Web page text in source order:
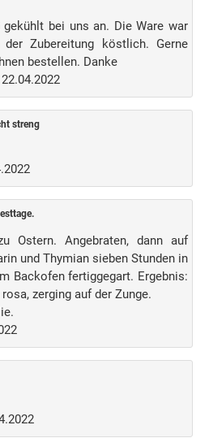
bei uns an. Die Ware war
Zubereitung köstlich. Gerne
bestellen. Danke
streng
Ostern. Angebraten, dann auf
und Thymian sieben Stunden in
Backofen fertiggegart. Ergebnis:
zerging auf der Zunge.